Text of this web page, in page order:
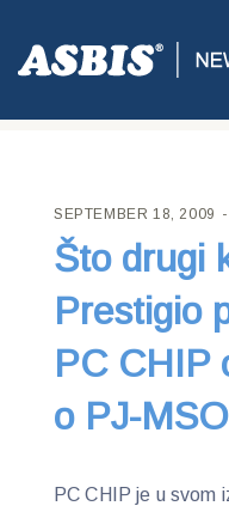
ASBIS CROATIA>
PROIZVODIMA – PC CHIP
SEPTEMBER 18, 2009
Što drugi
Prestigio
PC CHIP
o PJ-
PC CHIP je u svom